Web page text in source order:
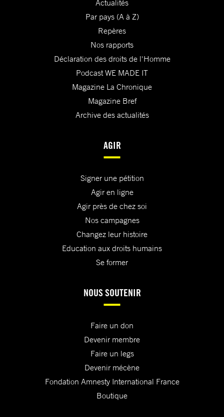
Actualités
Par pays (A à Z)
Repères
Nos rapports
Déclaration des droits de l'Homme
Podcast WE MADE IT
Magazine La Chronique
Magazine Bref
Archive des actualités
AGIR
Signer une pétition
Agir en ligne
Agir près de chez soi
Nos campagnes
Changez leur histoire
Education aux droits humains
Se former
NOUS SOUTENIR
Faire un don
Devenir membre
Faire un legs
Devenir mécène
Fondation Amnesty International France
Boutique